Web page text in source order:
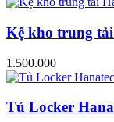
Kệ kho trung
1.500.000
Tủ Locker